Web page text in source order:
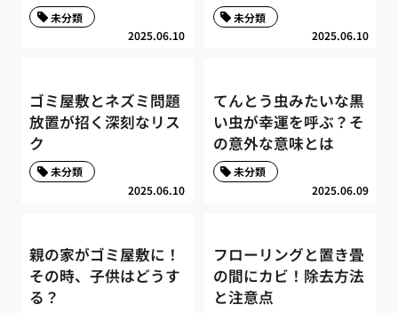
2025.06.10
未分類
2025.06.10
未分類
ゴミ屋敷とネズミ問題
放置が招く深刻なリス
ク
2025.06.10
未分類
てんとう虫みたいな黒
い虫が幸運を呼ぶ？そ
の意外な意味とは
2025.06.09
未分類
親の家がゴミ屋敷に！
その時、子供はどうす
る？
フローリングと置き畳
の間にカビ！除去方法
と注意点